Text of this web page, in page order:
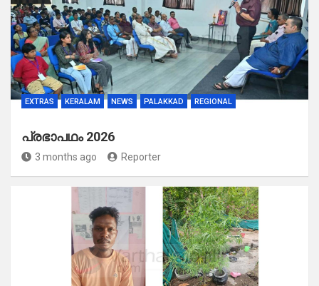
EXTRAS KERALAM NEWS PALAKKAD REGIONAL
പ്രഭാപഥം 2026
3 months ago Reporter